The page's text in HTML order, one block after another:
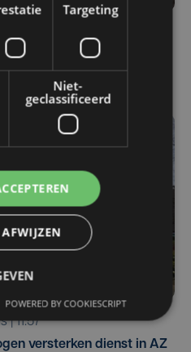
09:32
in woning in Sint-
| 11:57
versterken dienst in AZ
Targeting
Niet-
geclassificeerd
POWERED BY COOKIESCRIPT